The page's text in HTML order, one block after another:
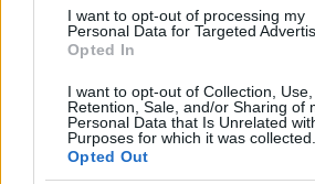
I want to opt-out of processing my
Personal Data for Targeted
Opted In
I want to opt-out of Collection, Use,
Retention, Sale, and/or Sharing of
Personal Data that Is Unrelated
Purposes for which it was collected.
Opted Out
per un valore di circa 27,3
emesse sulla blockchain di
Inoltre, alla fine dell’anno
lanciato il primo bond digitale
pubblicamente al mondo, un